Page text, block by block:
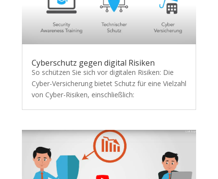
Cyberschutz gegen digital Risiken
So schützen Sie sich vor digitalen Risiken: Die
Cyber-Versicherung bietet Schutz für eine Vielzahl
von Cyber-Risiken, einschließlich: